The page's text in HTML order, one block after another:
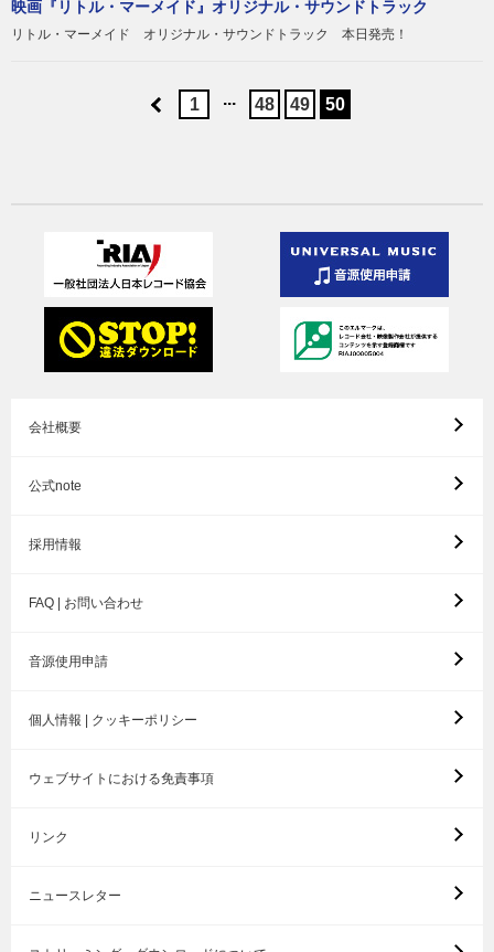
映画『リトル・マーメイド』オリジナル・サウンドトラック
リトル・マーメイド オリジナル・サウンドトラック 本日発売！
1 ... 48 49 50
会社概要
公式note
採用情報
FAQ | お問い合わせ
音源使用申請
個人情報 | クッキーポリシー
ウェブサイトにおける免責事項
リンク
ニュースレター